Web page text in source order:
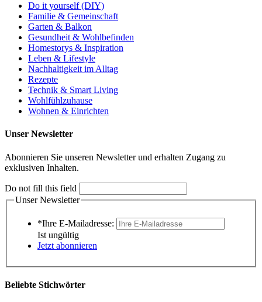
Do it yourself (DIY)
Familie & Gemeinschaft
Garten & Balkon
Gesundheit & Wohlbefinden
Homestorys & Inspiration
Leben & Lifestyle
Nachhaltigkeit im Alltag
Rezepte
Technik & Smart Living
Wohlfühlzuhause
Wohnen & Einrichten
Unser Newsletter
Abonnieren Sie unseren Newsletter und erhalten Zugang zu
exklusiven Inhalten.
Do not fill this field
Unser Newsletter
*Ihre E-Mailadresse:
Ist ungültig
Jetzt abonnieren
Beliebte Stichwörter